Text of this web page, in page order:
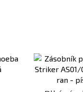
k
porovnaniu